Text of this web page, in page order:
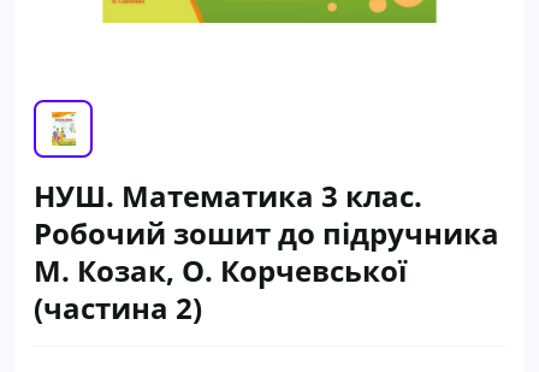
НУШ. Математика 3 клас.
Робочий зошит до підручника
М. Козак, О. Корчевської
(частина 2)